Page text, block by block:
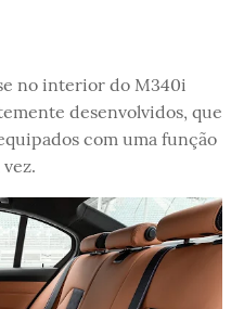
no interior do M340i
desenvolvidos, que
com uma função